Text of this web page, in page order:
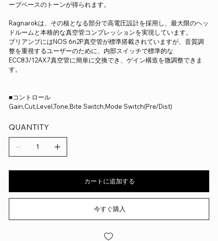
ーブベースのトーンが得られます。
Ragnarokは、その核となる部分で高電圧設計を採用し、最大限のヘッ
ドルームと本格的な真空管コンプレッションを実現しています。
プリアンプにはNOS 6n2P真空管が標準搭載されていますが、音質調
整を重視するユーザーのために、内部スイッチで標準的な
ECC83/12AX7真空管に簡単に交換でき、ゲイン構造を微調整できま
す。
■コントロール
Gain,Cut,Level,Tone,Bite Switch,Mode Switch(Pre/Dist)
QUANTITY
カートに追加する
今すぐ購入